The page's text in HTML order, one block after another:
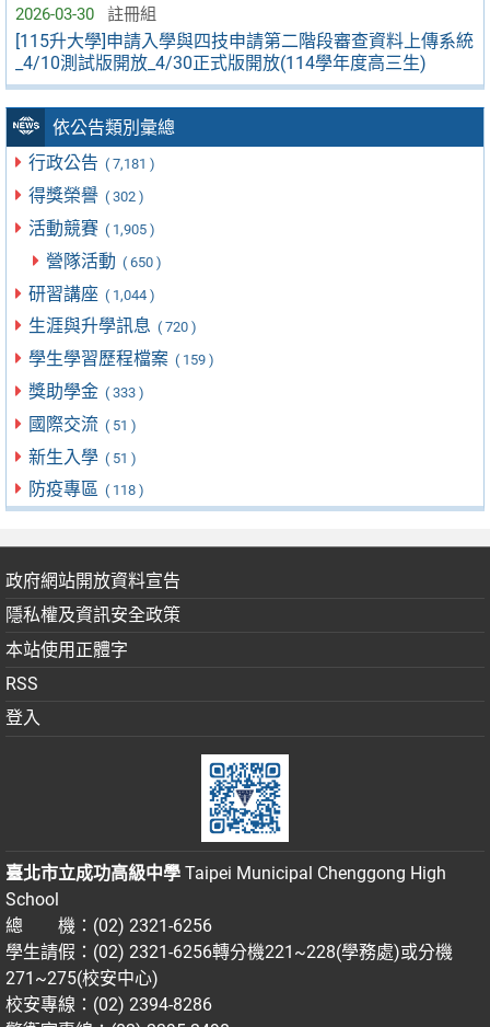
2026-03-30 註冊組
[115升大學]申請入學與四技申請第二階段審查資料上傳系統
_4/10測試版開放_4/30正式版開放(114學年度高三生)
依公告類別彙總
行政公告 ( 7,181 )
得獎榮譽 ( 302 )
活動競賽 ( 1,905 )
營隊活動 ( 650 )
研習講座 ( 1,044 )
生涯與升學訊息 ( 720 )
學生學習歷程檔案 ( 159 )
獎助學金 ( 333 )
國際交流 ( 51 )
新生入學 ( 51 )
防疫專區 ( 118 )
政府網站開放資料宣告
隱私權及資訊安全政策
本站使用正體字
RSS
登入
臺北市立成功高級中學 Taipei Municipal Chenggong High
School
總 機：(02) 2321-6256
學生請假：(02) 2321-6256轉分機221~228(學務處)或分機
271~275(校安中心)
校安專線：(02) 2394-8286